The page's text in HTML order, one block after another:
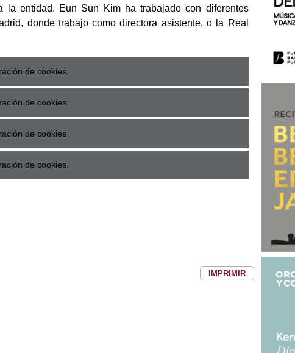
la entidad. Eun Sun Kim ha trabajado con diferentes
donde trabajo como directora asistente, o la Real
de cookies.
de cookies.
de cookies.
de cookies.
IMPRIMIR